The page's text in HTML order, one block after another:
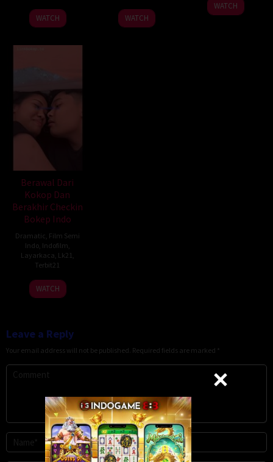
WATCH WATCH
WATCH
Berawal Dari
Kokop Dan
Berakhir Checkin
Bokep Indo
Dramatic Film Semi
Indo, Indofilm
Layarkaca Lk21
Terbit21
WATCH
Leave a Reply
Your email address will not be published. Required fields are marked *